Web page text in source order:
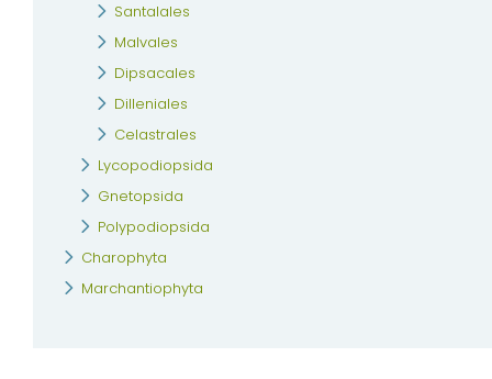
Santalales
Malvales
Dipsacales
Dilleniales
Celastrales
Lycopodiopsida
Gnetopsida
Polypodiopsida
Charophyta
Marchantiophyta